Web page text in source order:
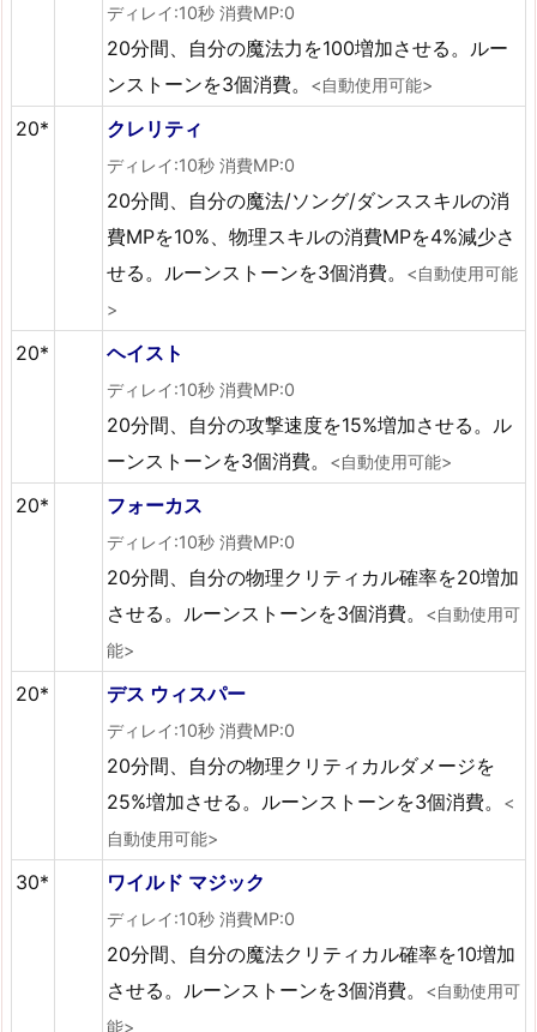
ディレイ:10秒 消費MP:0
20分間、自分の魔法力を100増加させる。ルー
ンストーンを3個消費。
<自動使用可能>
20* クレリティ
ディレイ:10秒 消費MP:0
20分間、自分の魔法/ソング/ダンススキルの消
費MPを10%、物理スキルの消費MPを4%減少さ
せる。ルーンストーンを3個消費。
<自動使用可能
>
20* ヘイスト
ディレイ:10秒 消費MP:0
20分間、自分の攻撃速度を15%増加させる。ル
ーンストーンを3個消費。
<自動使用可能>
20* フォーカス
ディレイ:10秒 消費MP:0
20分間、自分の物理クリティカル確率を20増加
させる。ルーンストーンを3個消費。
<自動使用可
能>
20* デス ウィスパー
ディレイ:10秒 消費MP:0
20分間、自分の物理クリティカルダメージを
25%増加させる。ルーンストーンを3個消費。
<
自動使用可能>
30* ワイルド マジック
ディレイ:10秒 消費MP:0
20分間、自分の魔法クリティカル確率を10増加
させる。ルーンストーンを3個消費。
<自動使用可
能>